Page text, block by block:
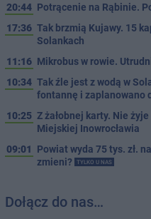
20:44 Potrącenie na Rąbinie.
17:36 Tak brzmią Kujawy. 15
Solankach
11:16 Mikrobus w rowie.
10:34 Tak źle jest z wodą w
fontannę i zaplanowano
10:25 Z żałobnej karty. Nie
Miejskiej Inowrocławia
09:01
Powiat wyda 75 tys. zł.
zmieni?
TYLKO U NAS
Dołącz do nas…